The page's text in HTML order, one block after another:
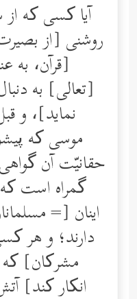
آیا کسی که
روشنی [از
[قرآن، به
[تعالی] به
نماید]، و
موسی که
حقانیّت آن
گمراه است
اینان [=
دارند؛ و هر
مشرکان] که
انکار کند]